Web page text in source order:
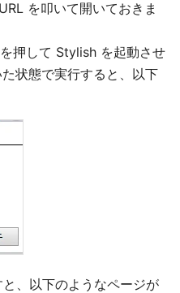
を叩いて開いておきま
を押して Stylish を起動させ
状態で実行すると、以下
、以下のようなページが